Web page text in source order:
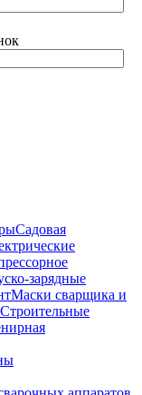
Садовая
зарядные
Маски сварщика и
Строительные